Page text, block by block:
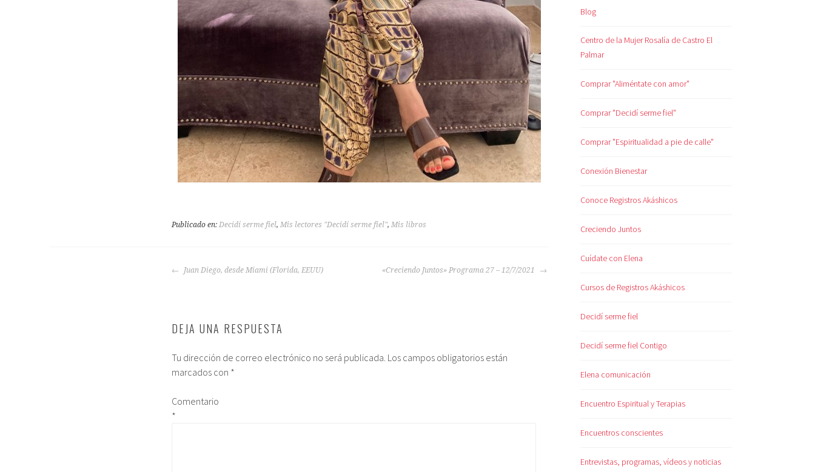
Publicado en: Decidí serme fiel, Mis lectores "Decidí serme fiel", Mis libros
Juan Diego, desde Miami (Florida, EEUU) «Creciendo Juntos» Programa 27 – 12/7/2021
DEJA UNA RESPUESTA
Tu dirección de correo electrónico no será publicada. Los campos obligatorios están
marcados con *
Comentario
*
Blog
Centro de la Mujer Rosalía de Castro El
Palmar
Comprar "Aliméntate con amor"
Comprar "Decidí serme fiel"
Comprar "Espiritualidad a pie de calle"
Conexión Bienestar
Conoce Registros Akáshicos
Creciendo Juntos
Cuídate con Elena
Cursos de Registros Akáshicos
Decidí serme fiel
Decidí serme fiel Contigo
Elena comunicación
Encuentro Espiritual y Terapias
Encuentros conscientes
Entrevistas, programas, vídeos y noticias